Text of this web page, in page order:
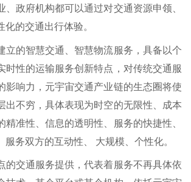
、政府机构都可以通过对交通资源申领、
的交通出行体验。
立的智慧交通、智慧物流服务，具备以个
时性的运输服务创新特点，对传统交通服
影响力，元宇宙交通产业链的生态圈将使
出不穷，具体表现为时空的无限性、成本
精准性、信息的透明性、服务的快捷性、
服务双方的互动性、 大规模、个性化。
的交通服务提供，代表着服务不再具体依